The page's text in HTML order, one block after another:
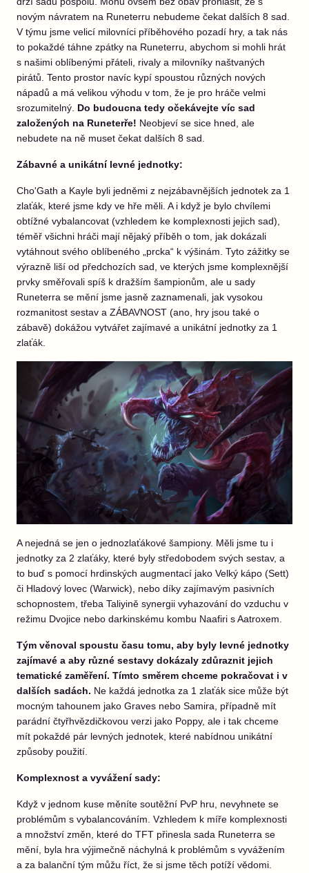
novým návratem na Runeterru nebudeme čekat dalších 8 sad.
V týmu jsme velicí milovníci příběhového pozadí hry, a tak nás
to pokaždé táhne zpátky na Runeterru, abychom si mohli hrát
s našimi oblíbenými přáteli, rivaly a milovníky naštvaných
pirátů. Tento prostor navíc kypí spoustou různých nových
nápadů a má velikou výhodu v tom, že je pro hráče velmi
srozumitelný. Do budoucna tedy očekávejte víc sad
založených na Runeterře! Neobjeví se sice hned, ale
nebudete na ně muset čekat dalších 8 sad.
Zábavné a unikátní levné jednotky:
Cho'Gath a Kayle byli jedněmi z nejzábavnějších jednotek za 1
zlaťák, které jsme kdy ve hře měli. A i když je bylo chvílemi
obtížné vybalancovat (vzhledem ke komplexnosti jejich sad),
téměř všichni hráči mají nějaký příběh o tom, jak dokázali
vytáhnout svého oblíbeného „prcka“ k výšinám. Tyto zážitky se
výrazně liší od předchozích sad, ve kterých jsme komplexnější
prvky směřovali spíš k dražším šampionům, ale u sady
Runeterra se mění jsme jasně zaznamenali, jak vysokou
rozmanitost sestav a ZÁBAVNOST (ano, hry jsou také o
zábavě) dokážou vytvářet zajímavé a unikátní jednotky za 1
zlaťák.
A nejedná se jen o jednozlaťákové šampiony. Měli jsme tu i
jednotky za 2 zlaťáky, které byly středobodem svých sestav, a
to buď s pomocí hrdinských augmentací jako Velký kápo (Sett)
či Hladový lovec (Warwick), nebo díky zajímavým pasivních
schopnostem, třeba Taliyině synergii vyhazování do vzduchu v
režimu Dvojice nebo darkinskému kombu Naafiri s Aatroxem.
Tým věnoval spoustu času tomu, aby byly levné jednotky
zajímavé a aby různé sestavy dokázaly zdůraznit jejich
tematické zaměření. Tímto směrem chceme pokračovat i v
dalších sadách. Ne každá jednotka za 1 zlaťák sice může být
mocným tahounem jako Graves nebo Samira, případně mít
parádní čtyřhvězdičkovou verzi jako Poppy, ale i tak chceme
mít pokaždé pár levných jednotek, které nabídnou unikátní
způsoby použití.
Komplexnost a vyvážení sady:
Když v jednom kuse měníte soutěžní PvP hru, nevyhnete se
problémům s vybalancováním. Vzhledem k míře komplexnosti
a množství změn, které do TFT přinesla sada Runeterra se
mění, byla hra výjimečně náchylná k problémům s vyvážením
a za balanční tým můžu říct, že si jsme těch potíží vědomi.